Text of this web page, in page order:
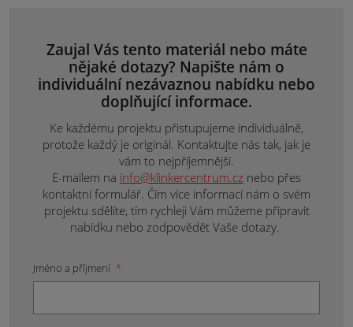
Zaujal Vás tento materiál nebo máte
nějaké dotazy? Napište nám o
individuální nezávaznou nabídku nebo
doplňující informace.
Ke každému projektu přistupujeme individuálně,
protože každý je originál. Kontaktujte nás tak, jak je
vám to nejpříjemnější.
E-mailem na info@klinkercentrum.cz nebo přes
kontaktní formulář. Čím více informací nám o svém
projektu sdělíte, tím rychleji Vám můžeme připravit
nabídku nebo zodpovědět Vaše dotazy.
Jméno a příjmení *